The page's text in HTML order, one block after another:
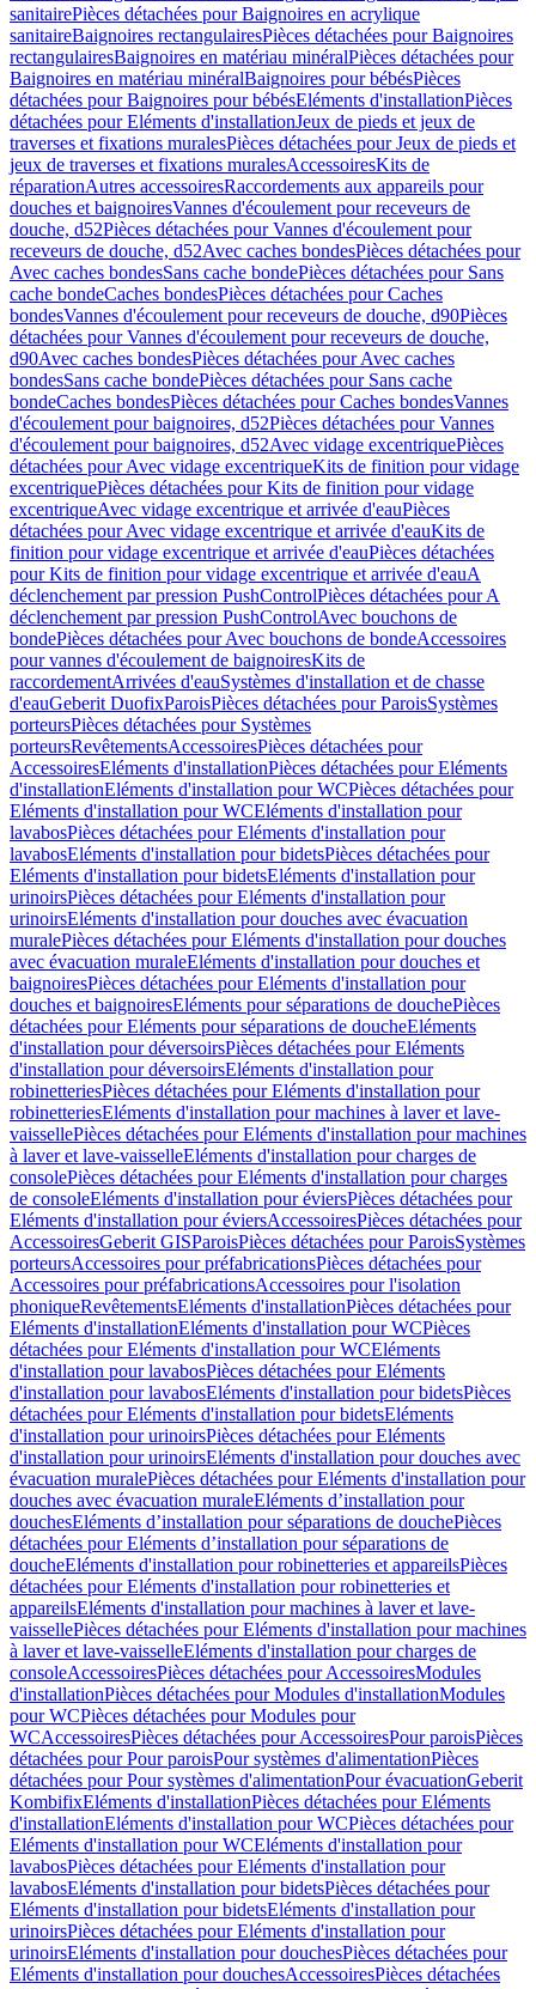
sanitairePièces détachées pour Baignoires en acrylique
sanitaireBaignoires rectangulairesPièces détachées pour Baignoires
rectangulairesBaignoires en matériau minéralPièces détachées pour
Baignoires en matériau minéralBaignoires pour bébésPièces
détachées pour Baignoires pour bébésEléments d'installationPièces
détachées pour Eléments d'installationJeux de pieds et jeux de
traverses et fixations muralesPièces détachées pour Jeux de pieds et
jeux de traverses et fixations muralesAccessoiresKits de
réparationAutres accessoiresRaccordements aux appareils pour
douches et baignoiresVannes d'écoulement pour receveurs de
douche, d52Pièces détachées pour Vannes d'écoulement pour
receveurs de douche, d52Avec caches bondesPièces détachées pour
Avec caches bondesSans cache bondePièces détachées pour Sans
cache bondeCaches bondesPièces détachées pour Caches
bondesVannes d'écoulement pour receveurs de douche, d90Pièces
détachées pour Vannes d'écoulement pour receveurs de douche,
d90Avec caches bondesPièces détachées pour Avec caches
bondesSans cache bondePièces détachées pour Sans cache
bondeCaches bondesPièces détachées pour Caches bondesVannes
d'écoulement pour baignoires, d52Pièces détachées pour Vannes
d'écoulement pour baignoires, d52Avec vidage excentriquePièces
détachées pour Avec vidage excentriqueKits de finition pour vidage
excentriquePièces détachées pour Kits de finition pour vidage
excentriqueAvec vidage excentrique et arrivée d'eauPièces
détachées pour Avec vidage excentrique et arrivée d'eauKits de
finition pour vidage excentrique et arrivée d'eauPièces détachées
pour Kits de finition pour vidage excentrique et arrivée d'eauA
déclenchement par pression PushControlPièces détachées pour A
déclenchement par pression PushControlAvec bouchons de
bondePièces détachées pour Avec bouchons de bondeAccessoires
pour vannes d'écoulement de baignoiresKits de
raccordementArrivées d'eauSystèmes d'installation et de chasse
d'eauGeberit DuofixParoisPièces détachées pour ParoisSystèmes
porteursPièces détachées pour Systèmes
porteursRevêtementsAccessoiresPièces détachées pour
AccessoiresEléments d'installationPièces détachées pour Eléments
d'installationEléments d'installation pour WCPièces détachées pour
Eléments d'installation pour WCEléments d'installation pour
lavabosPièces détachées pour Eléments d'installation pour
lavabosEléments d'installation pour bidetsPièces détachées pour
Eléments d'installation pour bidetsEléments d'installation pour
urinoirsPièces détachées pour Eléments d'installation pour
urinoirsEléments d'installation pour douches avec évacuation
muralePièces détachées pour Eléments d'installation pour douches
avec évacuation muraleEléments d'installation pour douches et
baignoiresPièces détachées pour Eléments d'installation pour
douches et baignoiresEléments pour séparations de douchePièces
détachées pour Eléments pour séparations de doucheEléments
d'installation pour déversoirsPièces détachées pour Eléments
d'installation pour déversoirsEléments d'installation pour
robinetteriesPièces détachées pour Eléments d'installation pour
robinetteriesEléments d'installation pour machines à laver et lave-
vaissellePièces détachées pour Eléments d'installation pour machines
à laver et lave-vaisselleEléments d'installation pour charges de
consolePièces détachées pour Eléments d'installation pour charges
de consoleEléments d'installation pour éviersPièces détachées pour
Eléments d'installation pour éviersAccessoiresPièces détachées pour
AccessoiresGeberit GISParoisPièces détachées pour ParoisSystèmes
porteursAccessoires pour préfabricationsPièces détachées pour
Accessoires pour préfabricationsAccessoires pour l'isolation
phoniqueRevêtementsEléments d'installationPièces détachées pour
Eléments d'installationEléments d'installation pour WCPièces
détachées pour Eléments d'installation pour WCEléments
d'installation pour lavabosPièces détachées pour Eléments
d'installation pour lavabosEléments d'installation pour bidetsPièces
détachées pour Eléments d'installation pour bidetsEléments
d'installation pour urinoirsPièces détachées pour Eléments
d'installation pour urinoirsEléments d'installation pour douches avec
évacuation muralePièces détachées pour Eléments d'installation pour
douches avec évacuation muraleEléments d’installation pour
douchesEléments d’installation pour séparations de douchePièces
détachées pour Eléments d’installation pour séparations de
doucheEléments d'installation pour robinetteries et appareilsPièces
détachées pour Eléments d'installation pour robinetteries et
appareilsEléments d'installation pour machines à laver et lave-
vaissellePièces détachées pour Eléments d'installation pour machines
à laver et lave-vaisselleEléments d'installation pour charges de
consoleAccessoiresPièces détachées pour AccessoiresModules
d'installationPièces détachées pour Modules d'installationModules
pour WCPièces détachées pour Modules pour
WCAccessoiresPièces détachées pour AccessoiresPour paroisPièces
détachées pour Pour paroisPour systèmes d'alimentationPièces
détachées pour Pour systèmes d'alimentationPour évacuationGeberit
KombifixEléments d'installationPièces détachées pour Eléments
d'installationEléments d'installation pour WCPièces détachées pour
Eléments d'installation pour WCEléments d'installation pour
lavabosPièces détachées pour Eléments d'installation pour
lavabosEléments d'installation pour bidetsPièces détachées pour
Eléments d'installation pour bidetsEléments d'installation pour
urinoirsPièces détachées pour Eléments d'installation pour
urinoirsEléments d'installation pour douchesPièces détachées pour
Eléments d'installation pour douchesAccessoiresPièces détachées